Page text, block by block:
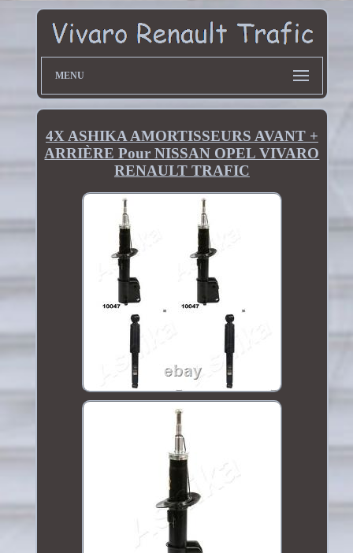
MENU
4X ASHIKA AMORTISSEURS AVANT +
ARRIÈRE Pour NISSAN OPEL VIVARO
RENAULT TRAFIC